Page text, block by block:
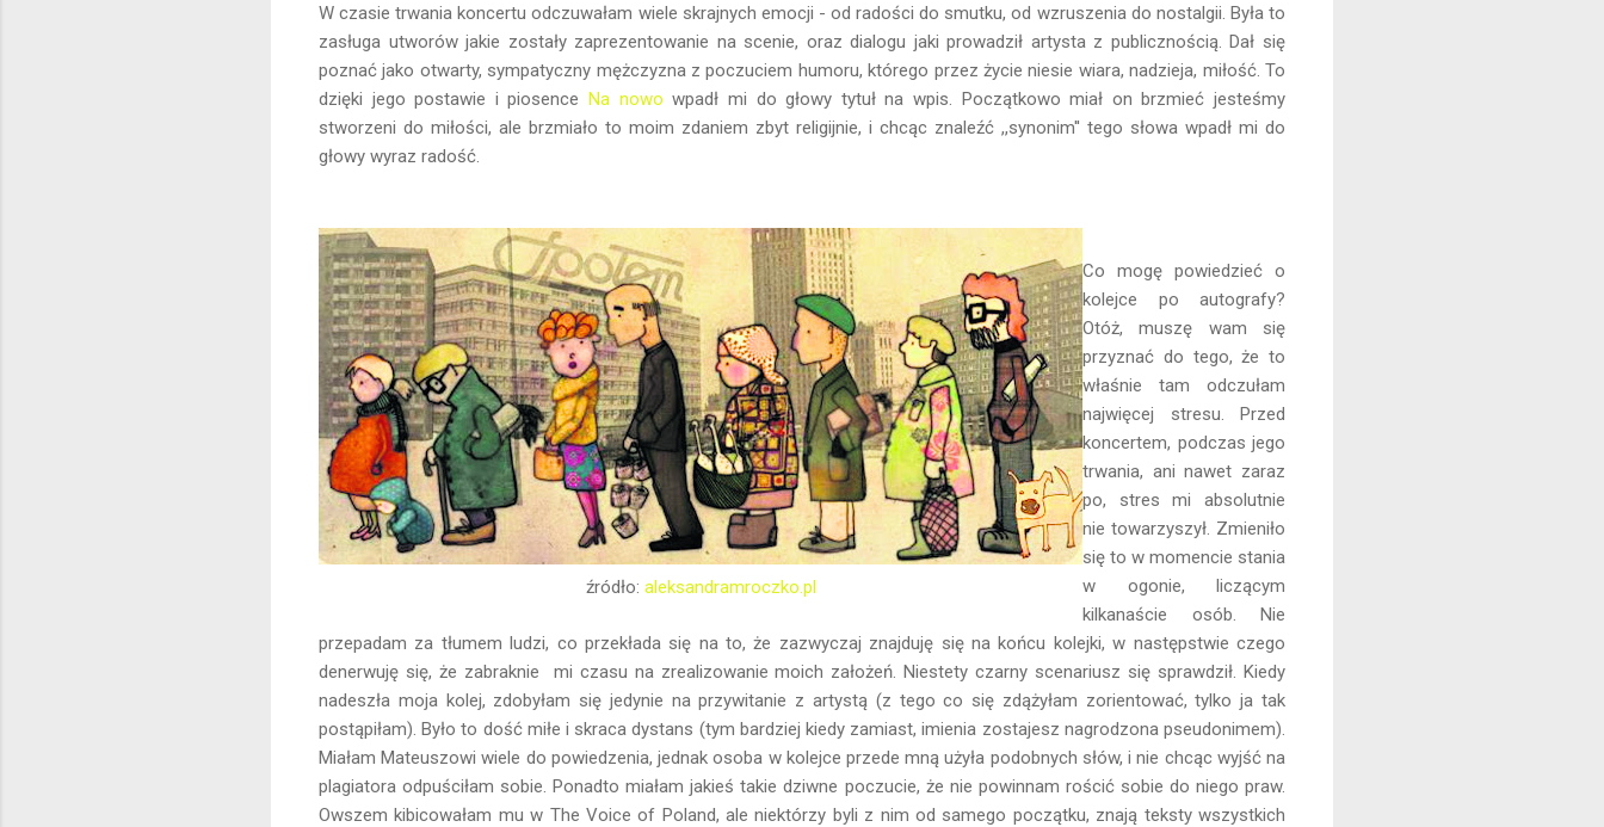
W czasie trwania koncertu odczuwałam wiele skrajnych emocji - od radości do smutku, od wzruszenia do nostalgii. Była to
zasługa utworów jakie zostały zaprezentowanie na scenie, oraz dialogu jaki prowadził artysta z publicznością. Dał się
poznać jako otwarty, sympatyczny mężczyzna z poczuciem humoru, którego przez życie niesie wiara, nadzieja, miłość. To
dzięki jego postawie i piosenceNa nowo wpadł mi do głowy tytuł na wpis. Początkowo miał on brzmieć jesteśmy
stworzeni do miłości, ale brzmiało to moim zdaniem zbyt religijnie, i chcąc znaleźć ,,synonim'' tego słowa wpadł mi do
głowy wyraz radość.
źródło: aleksandramroczko.pl
Co mogę powiedzieć o
kolejce po autografy?
Otóż, muszę wam się
przyznać do tego, że to
właśnie tam odczułam
najwięcej stresu. Przed
koncertem, podczas jego
trwania, ani nawet zaraz
po, stres mi absolutnie
nie towarzyszył. Zmieniło
się to w momencie stania
w ogonie, liczącym
kilkanaście osób. Nie
przepadam za tłumem ludzi, co przekłada się na to, że zazwyczaj znajduję się na końcu kolejki, w następstwie czego
denerwuję się, że zabraknie mi czasu na zrealizowanie moich założeń. Niestety czarny scenariusz się sprawdził. Kiedy
nadeszła moja kolej, zdobyłam się jedynie na przywitanie z artystą (z tego co się zdążyłam zorientować, tylko ja tak
postąpiłam). Było to dość miłe i skraca dystans (tym bardziej kiedy zamiast, imienia zostajesz nagrodzona pseudonimem).
Miałam Mateuszowi wiele do powiedzenia, jednak osoba w kolejce przede mną użyła podobnych słów, i nie chcąc wyjść na
plagiatora odpuściłam sobie. Ponadto miałam jakieś takie dziwne poczucie, że nie powinnam rościć sobie do niego praw.
Owszem kibicowałam mu w The Voice of Poland, ale niektórzy byli z nim od samego początku, znają teksty wszystkich